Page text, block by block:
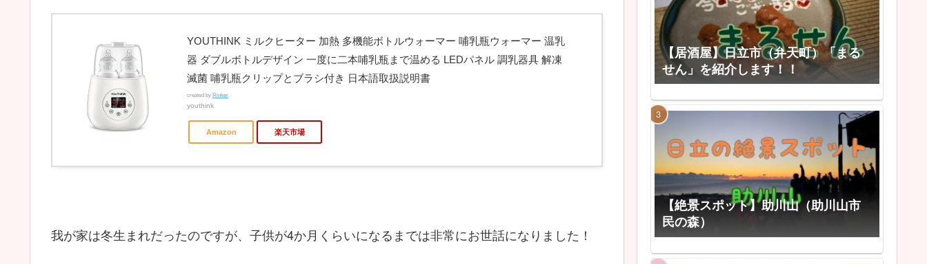
YOUTHINK ミルクヒーター 加熱 多機能ボトルウォーマー 哺乳瓶ウォーマー 温乳
器 ダブルボトルデザイン 一度に二本哺乳瓶まで温める LEDパネル 調乳器具 解凍
滅菌 哺乳瓶クリップとブラシ付き 日本語取扱説明書
created by Rinker
youthink
Amazon 楽天市場
我が家は冬生まれだったのですが、子供が4か月くらいになるまでは非常にお世話になりました！
【居酒屋】日立市（弁天町）「まる
せん」を紹介します！！
【絶景スポット】助川山（助川山市
民の森）